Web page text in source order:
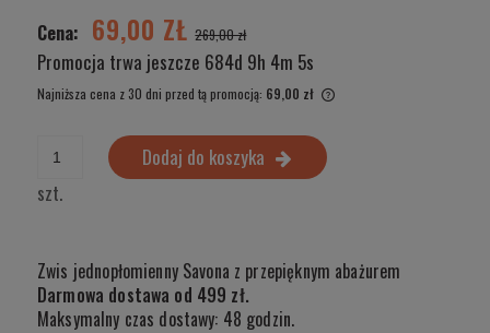
Cena: 69,00 ZŁ 269,00 zł
Promocja trwa jeszcze 684d 9h 4m 5s
Najniższa cena z 30 dni przed tą promocją: 69,00 zł
szt.
Dodaj do koszyka
Zwis jednopłomienny Savona z przepięknym abażurem
Darmowa dostawa od 499 zł.
Maksymalny czas dostawy: 48 godzin.